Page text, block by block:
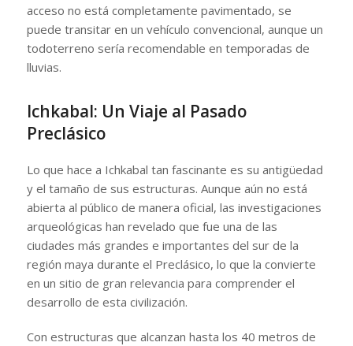
acceso no está completamente pavimentado, se
puede transitar en un vehículo convencional, aunque un
todoterreno sería recomendable en temporadas de
lluvias.
Ichkabal: Un Viaje al Pasado
Preclásico
Lo que hace a Ichkabal tan fascinante es su antigüedad
y el tamaño de sus estructuras. Aunque aún no está
abierta al público de manera oficial, las investigaciones
arqueológicas han revelado que fue una de las
ciudades más grandes e importantes del sur de la
región maya durante el Preclásico, lo que la convierte
en un sitio de gran relevancia para comprender el
desarrollo de esta civilización.
Con estructuras que alcanzan hasta los 40 metros de